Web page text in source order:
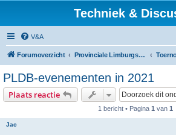
Techniek &
V&A
Forumoverzicht Provinciale Limburgse Dambond
PLDB-evenementen in 2021
Plaats reactie
1 bericht • Pagina 1 van 1
Jac